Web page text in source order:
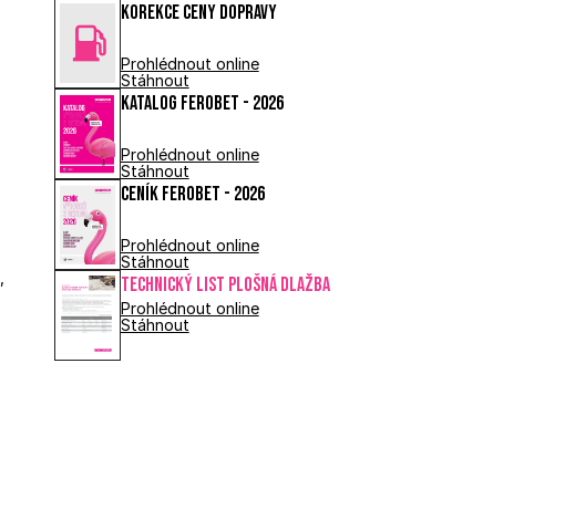
Korekce ceny dopravy
Prohlédnout online
Stáhnout
Katalog FEROBET - 2026
Prohlédnout online
Stáhnout
Ceník FEROBET - 2026
Prohlédnout online
Stáhnout
Technický list PLOŠNÁ DLAŽBA
Prohlédnout online
Stáhnout